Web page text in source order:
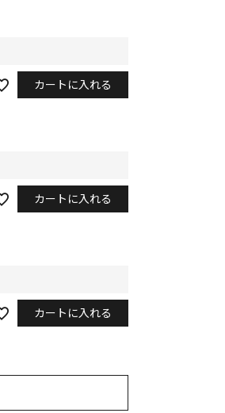
カートに入れる
カートに入れる
カートに入れる